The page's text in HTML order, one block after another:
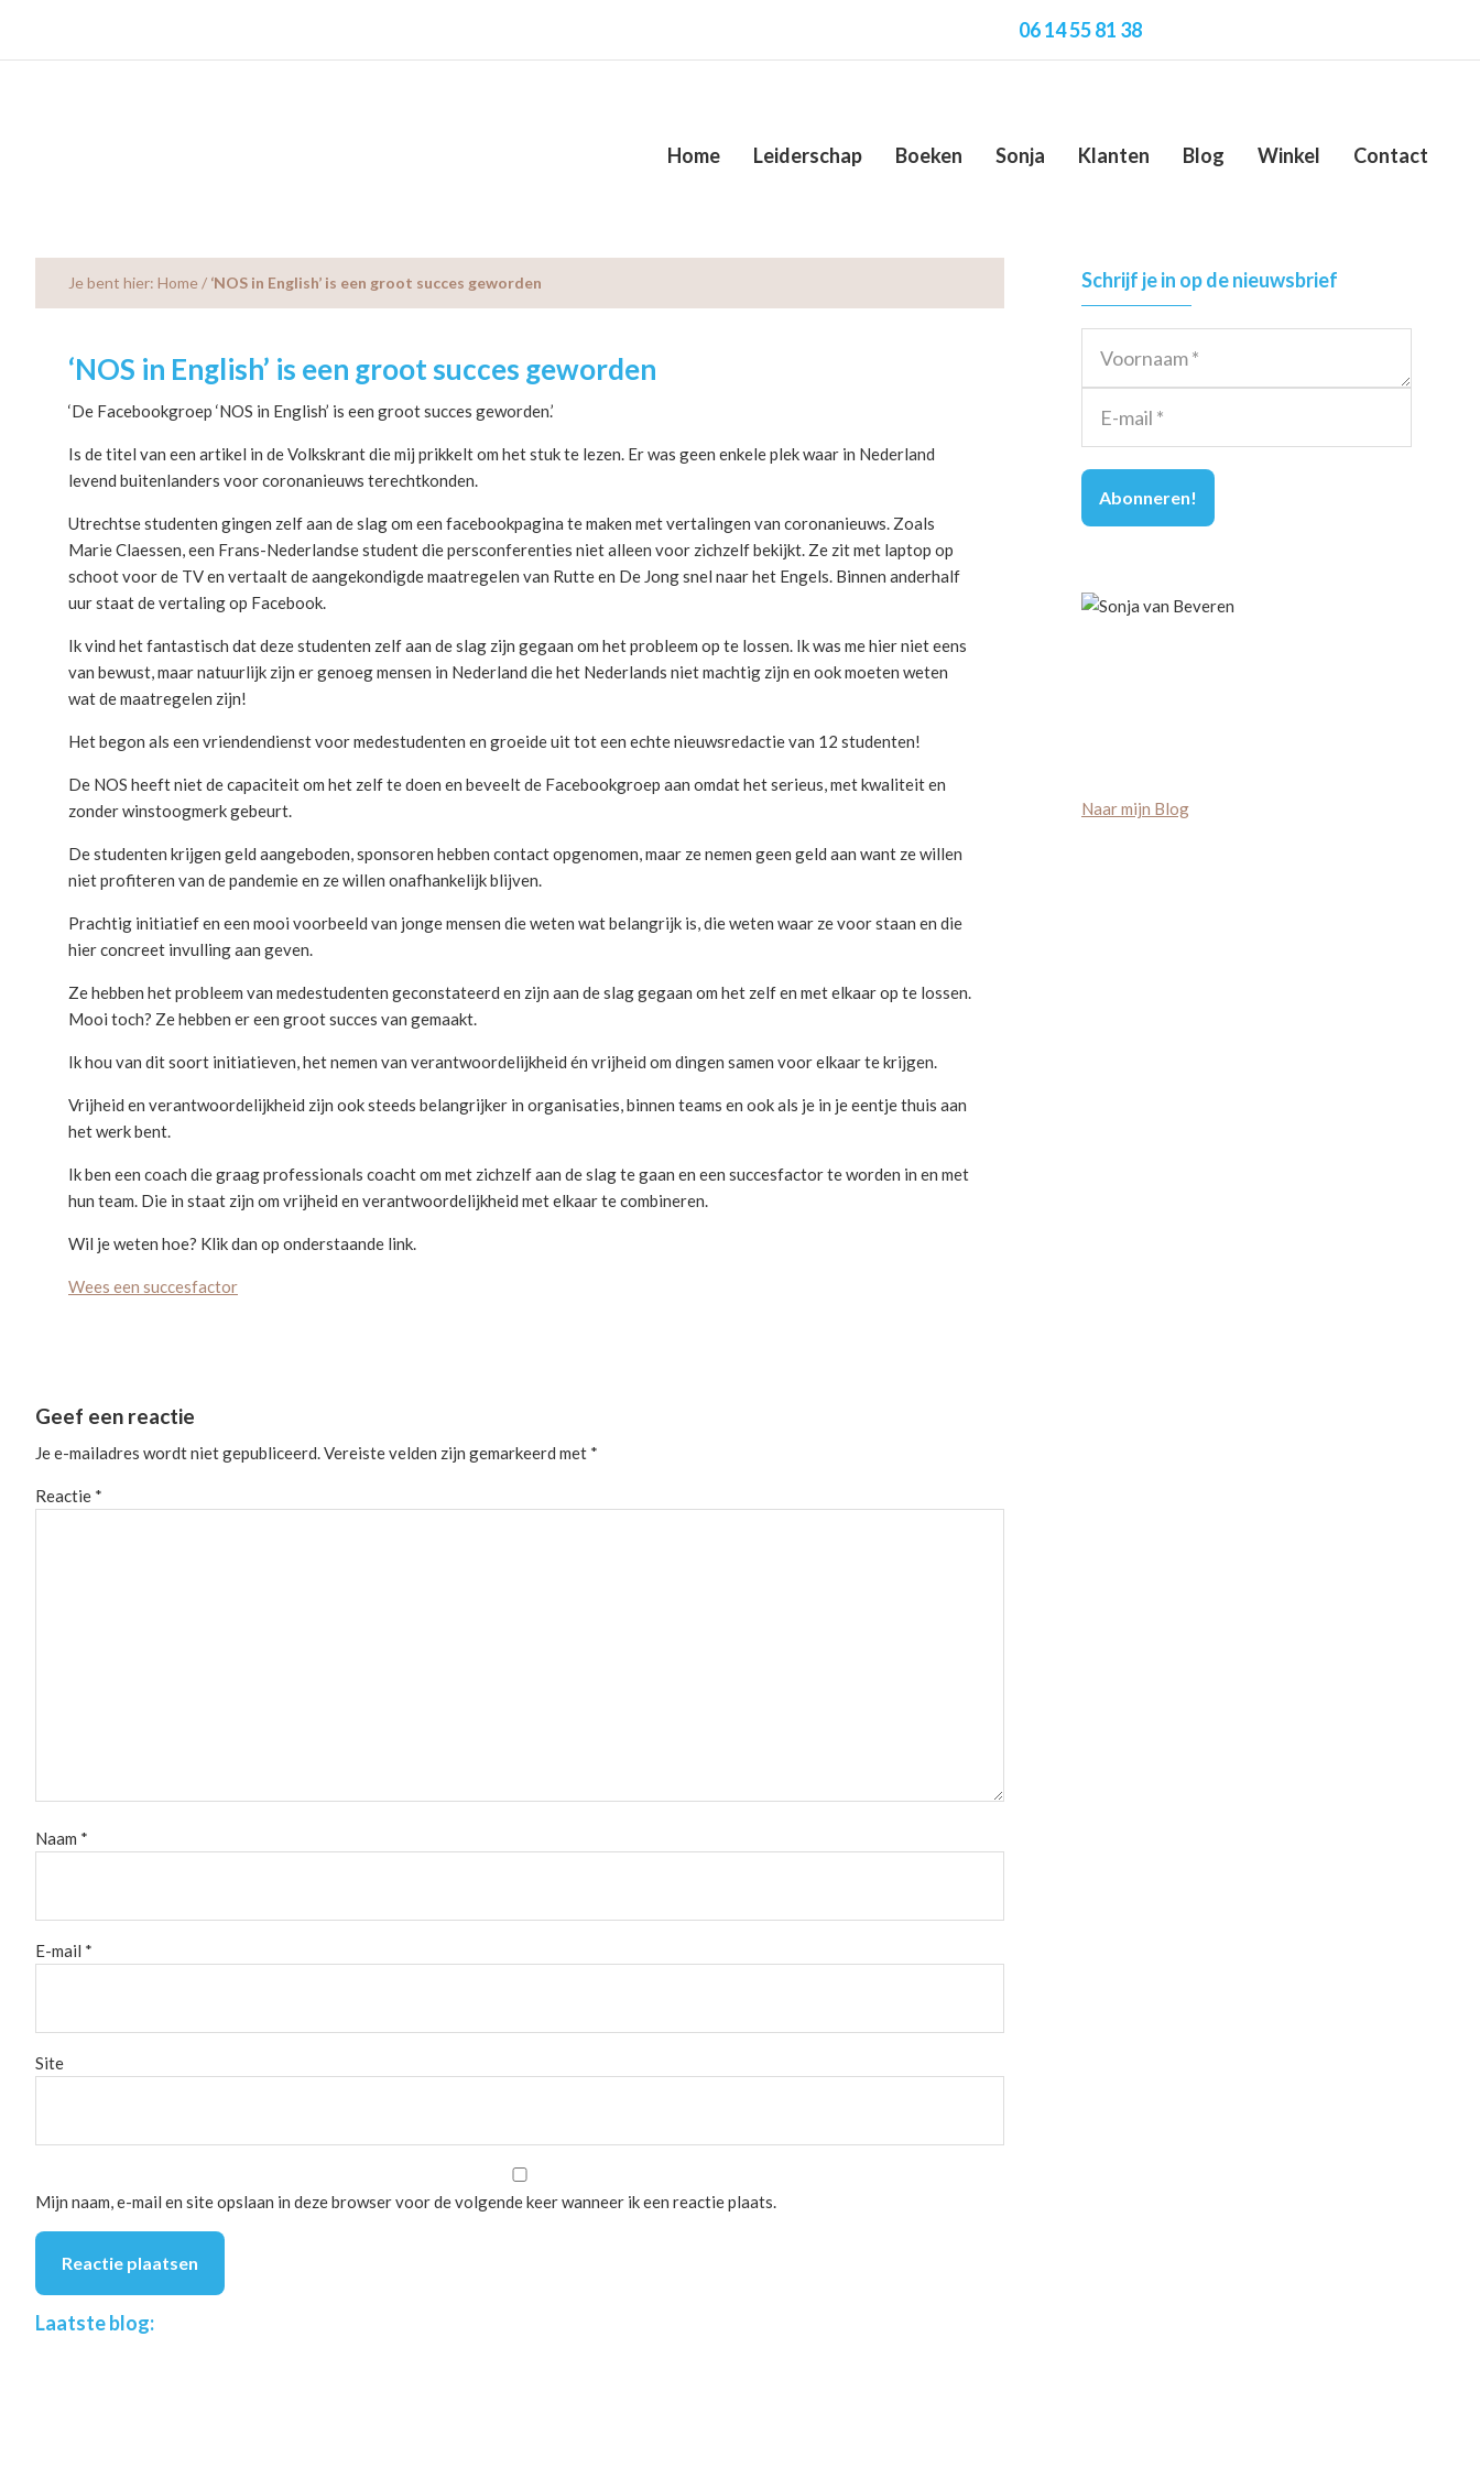
main
primary
footer
06 14 55 81 38
Home Leiderschap Boeken Sonja Klanten Blog Winkel Contact
Je bent hier: Home / ‘NOS in English’ is een groot succes geworden
‘NOS in English’ is een groot succes geworden
‘De Facebookgroep ‘NOS in English’ is een groot succes geworden.’
Is de titel van een artikel in de Volkskrant die mij prikkelt om het stuk te lezen. Er was geen enkele plek waar in Nederland
levend buitenlanders voor coronanieuws terechtkonden.
Utrechtse studenten gingen zelf aan de slag om een facebookpagina te maken met vertalingen van coronanieuws. Zoals
Marie Claessen, een Frans-Nederlandse student die persconferenties niet alleen voor zichzelf bekijkt. Ze zit met laptop op
schoot voor de TV en vertaalt de aangekondigde maatregelen van Rutte en De Jong snel naar het Engels. Binnen anderhalf
uur staat de vertaling op Facebook.
Ik vind het fantastisch dat deze studenten zelf aan de slag zijn gegaan om het probleem op te lossen. Ik was me hier niet eens
van bewust, maar natuurlijk zijn er genoeg mensen in Nederland die het Nederlands niet machtig zijn en ook moeten weten
wat de maatregelen zijn!
Het begon als een vriendendienst voor medestudenten en groeide uit tot een echte nieuwsredactie van 12 studenten!
De NOS heeft niet de capaciteit om het zelf te doen en beveelt de Facebookgroep aan omdat het serieus, met kwaliteit en
zonder winstoogmerk gebeurt.
De studenten krijgen geld aangeboden, sponsoren hebben contact opgenomen, maar ze nemen geen geld aan want ze willen
niet profiteren van de pandemie en ze willen onafhankelijk blijven.
Prachtig initiatief en een mooi voorbeeld van jonge mensen die weten wat belangrijk is, die weten waar ze voor staan en die
hier concreet invulling aan geven.
Ze hebben het probleem van medestudenten geconstateerd en zijn aan de slag gegaan om het zelf en met elkaar op te lossen.
Mooi toch? Ze hebben er een groot succes van gemaakt.
Ik hou van dit soort initiatieven, het nemen van verantwoordelijkheid én vrijheid om dingen samen voor elkaar te krijgen.
Vrijheid en verantwoordelijkheid zijn ook steeds belangrijker in organisaties, binnen teams en ook als je in je eentje thuis aan
het werk bent.
Ik ben een coach die graag professionals coacht om met zichzelf aan de slag te gaan en een succesfactor te worden in en met
hun team. Die in staat zijn om vrijheid en verantwoordelijkheid met elkaar te combineren.
Wil je weten hoe? Klik dan op onderstaande link.
Wees een succesfactor
Reader
Geef een reactie
Je e-mailadres wordt niet gepubliceerd.Vereiste velden zijn gemarkeerd met *
Reactie *
Naam *
E-mail *
Site
Mijn naam, e-mail en site opslaan in deze browser voor de volgende keer wanneer ik een reactie plaats.
Primary
Sidebar
Schrijf je in op de nieuwsbrief
Naar mijn Blog
FooterLaatste blog: